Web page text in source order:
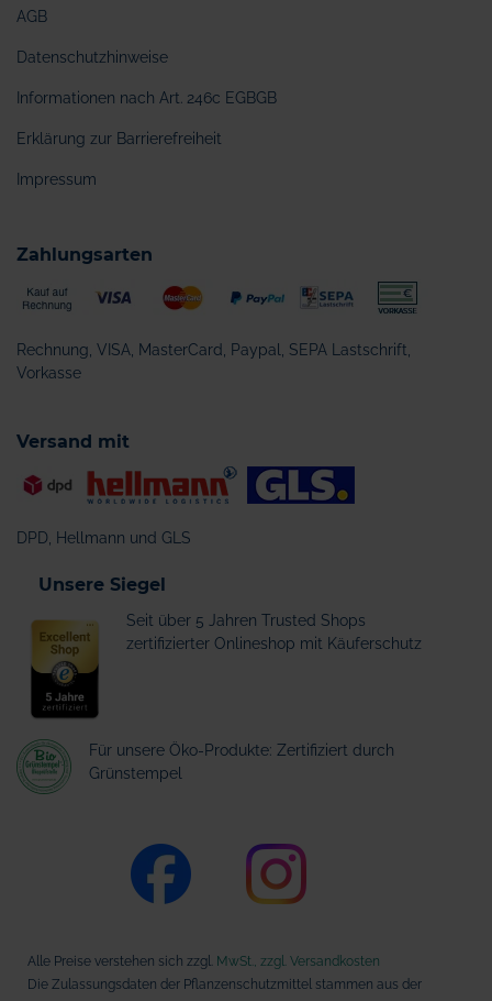
AGB
Datenschutzhinweise
Informationen nach Art. 246c EGBGB
Erklärung zur Barrierefreiheit
Impressum
Zahlungsarten
Rechnung, VISA, MasterCard, Paypal, SEPA Lastschrift,
Vorkasse
Versand mit
DPD, Hellmann und GLS
Unsere Siegel
Seit über 5 Jahren Trusted Shops
zertifizierter Onlineshop mit Käuferschutz
Für unsere Öko-Produkte: Zertifiziert durch
Grünstempel
Alle Preise verstehen sich zzgl. MwSt., zzgl. Versandkosten
Die Zulassungsdaten der Pflanzenschutzmittel stammen aus der